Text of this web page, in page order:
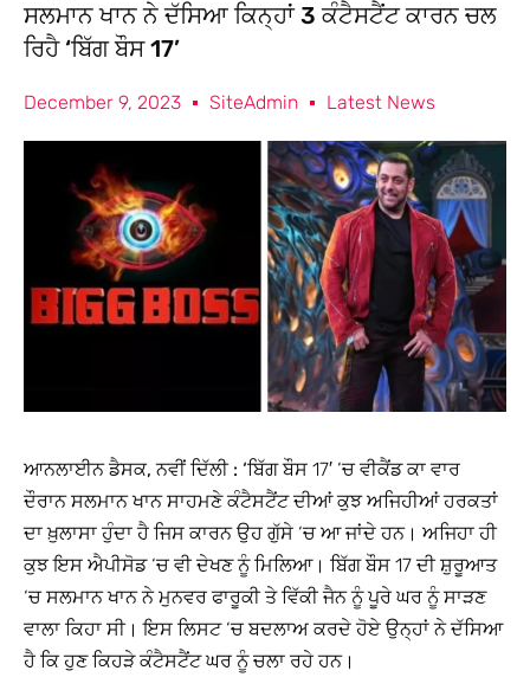
ਸਲਮਾਨ ਖਾਨ ਨੇ ਦੱਸਿਆ ਕਿਨ੍ਹਾਂ 3 ਕੰਟੈਸਟੈਂਟ ਕਾਰਨ ਚਲ
ਰਿਹੈ ‘ਬਿੱਗ ਬੌਸ 17’
December 9, 2023 SiteAdmin Latest News
ਆਨਲਾਈਨ ਡੈਸਕ, ਨਵੀਂ ਦਿੱਲੀ : ‘ਬਿੱਗ ਬੌਸ 17′ ‘ਚ ਵੀਕੈਂਡ ਕਾ ਵਾਰ
ਦੌਰਾਨ ਸਲਮਾਨ ਖਾਨ ਸਾਹਮਣੇ ਕੰਟੈਸਟੈਂਟ ਦੀਆਂ ਕੁਝ ਅਜਿਹੀਆਂ ਹਰਕਤਾਂ
ਦਾ ਖ਼ੁਲਾਸਾ ਹੁੰਦਾ ਹੈ ਜਿਸ ਕਾਰਨ ਉਹ ਗੁੱਸੇ ‘ਚ ਆ ਜਾਂਦੇ ਹਨ। ਅਜਿਹਾ ਹੀ
ਕੁਝ ਇਸ ਐਪੀਸੋਡ ‘ਚ ਵੀ ਦੇਖਣ ਨੂੰ ਮਿਲਿਆ। ਬਿੱਗ ਬੌਸ 17 ਦੀ ਸ਼ੁਰੂਆਤ
‘ਚ ਸਲਮਾਨ ਖਾਨ ਨੇ ਮੁਨਵਰ ਫਾਰੂਕੀ ਤੇ ਵਿੱਕੀ ਜੈਨ ਨੂੰ ਪੂਰੇ ਘਰ ਨੂੰ ਸਾੜਣ
ਵਾਲਾ ਕਿਹਾ ਸੀ। ਇਸ ਲਿਸਟ ‘ਚ ਬਦਲਾਅ ਕਰਦੇ ਹੋਏ ਉਨ੍ਹਾਂ ਨੇ ਦੱਸਿਆ
ਹੈ ਕਿ ਹੁਣ ਕਿਹੜੇ ਕੰਟੈਸਟੈਂਟ ਘਰ ਨੂੰ ਚਲਾ ਰਹੇ ਹਨ।